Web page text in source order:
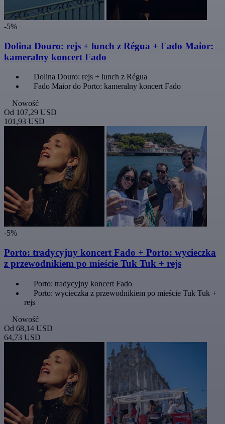
-5%
Dolina Douro: rejs + lunch z Régua + Fado Maior:
kameralny koncert Fado
Dolina Douro: rejs + lunch z Régua
Fado Maior do Porto: kameralny koncert Fado
Nowość
Od 107,29 USD
101,93 USD
-5%
Porto: tradycyjny koncert Fado + Porto: wycieczka
z przewodnikiem po mieście Tuk Tuk + rejs
Porto: tradycyjny koncert Fado
Porto: wycieczka z przewodnikiem po mieście Tuk Tuk +
rejs
Nowość
Od 68,14 USD
64,73 USD